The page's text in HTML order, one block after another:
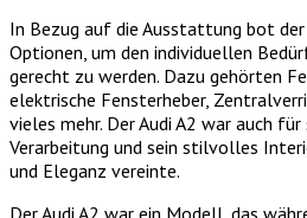
In Bezug auf die Ausstattung bot der
Optionen, um den individuellen
gerecht zu werden. Dazu gehörten
elektrische Fensterheber,
vieles mehr. Der Audi A2 war auch
Verarbeitung und sein stilvolles
und Eleganz vereinte.